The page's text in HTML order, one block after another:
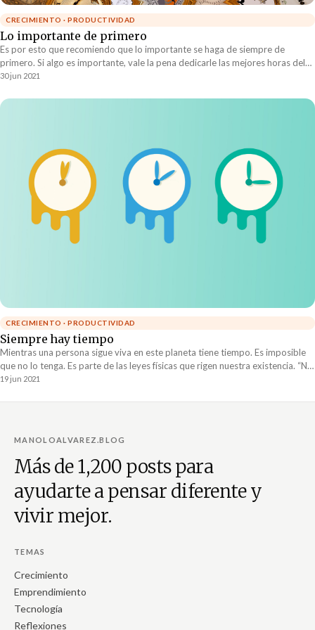
CRECIMIENTO · PRODUCTIVIDAD
Lo importante de primero
Es por esto que recomiendo que lo importante se haga de siempre de
primero. Si algo es importante, vale la pena dedicarle las mejores horas del
día. Lo importante merece tener una mente fresca y enfocada trabajando en
30 jun 2021
CRECIMIENTO · PRODUCTIVIDAD
Siempre hay tiempo
Mientras una persona sigue viva en este planeta tiene tiempo. Es imposible
que no lo tenga. Es parte de las leyes físicas que rigen nuestra existencia. “No
tengo tiempo” es simplemente la excusa que utilizamos para no tener que
19 jun 2021
MANOLOALVAREZ.BLOG
Más de 1,200 posts para
ayudarte a pensar diferente y
vivir mejor.
TEMAS
Crecimiento
Emprendimiento
Tecnología
Reflexiones